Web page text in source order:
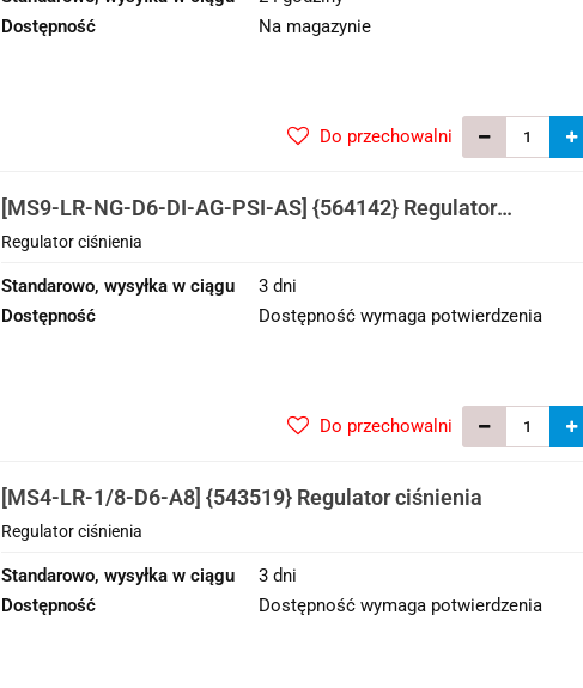
Dostępność
Na magazynie
Do przechowalni
[MS9-LR-NG-D6-DI-AG-PSI-AS] {564142} Regulator
ciśnienia
Regulator ciśnienia
Standarowo, wysyłka w ciągu
3 dni
Dostępność
Dostępność wymaga potwierdzenia
Do przechowalni
[MS4-LR-1/8-D6-A8] {543519} Regulator ciśnienia
Regulator ciśnienia
Standarowo, wysyłka w ciągu
3 dni
Dostępność
Dostępność wymaga potwierdzenia